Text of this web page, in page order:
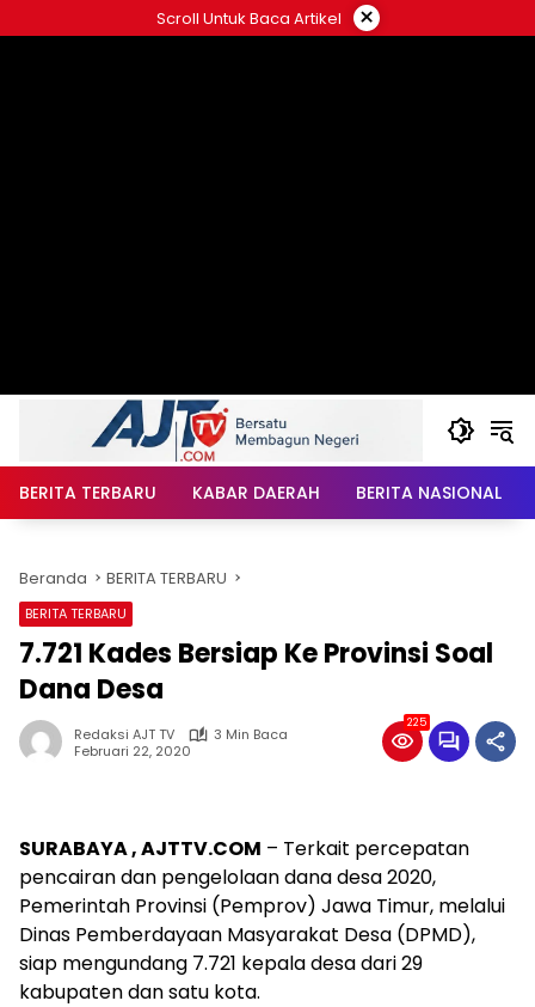
ke
Scroll Untuk Baca Artikel ×
BERITA TERBARU KABAR DAERAH BERITA NASIONAL
Beranda BERITA TERBARU
BERITA TERBARU
7.721 Kades Bersiap Ke Provinsi Soal
Dana Desa
Redaksi AJT TV
3 Min Baca
Februari 22, 2020
225
SURABAYA , AJTTV.COM – Terkait percepatan
pencairan dan pengelolaan dana desa 2020,
Pemerintah Provinsi (Pemprov) Jawa Timur, melalui
Dinas Pemberdayaan Masyarakat Desa (DPMD),
siap mengundang 7.721 kepala desa dari 29
kabupaten dan satu kota.